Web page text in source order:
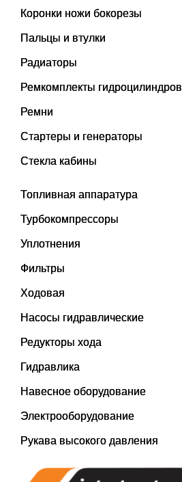
Коронки ножи бокорезы
Пальцы и втулки
Радиаторы
Ремкомплекты гидроцилиндров
Ремни
Стартеры и генераторы
Стекла кабины
Топливная аппаратура
Турбокомпрессоры
Уплотнения
Фильтры
Ходовая
Насосы гидравлические
Редукторы хода
Гидравлика
Навесное оборудование
Электрооборудование
Рукава высокого давления